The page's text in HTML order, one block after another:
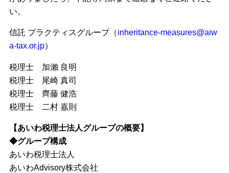
い。
信託 プラクティスグループ（inheritance-measures@aiw
a-tax.or.jp）
税理士 加瀨 良明
税理士 尾崎 真司
税理士 齊藤 健浩
税理士 二村 嘉則
【あいわ税理士法人グループの概要】
◆グループ構成
あいわ税理士法人
あいわAdvisory株式会社